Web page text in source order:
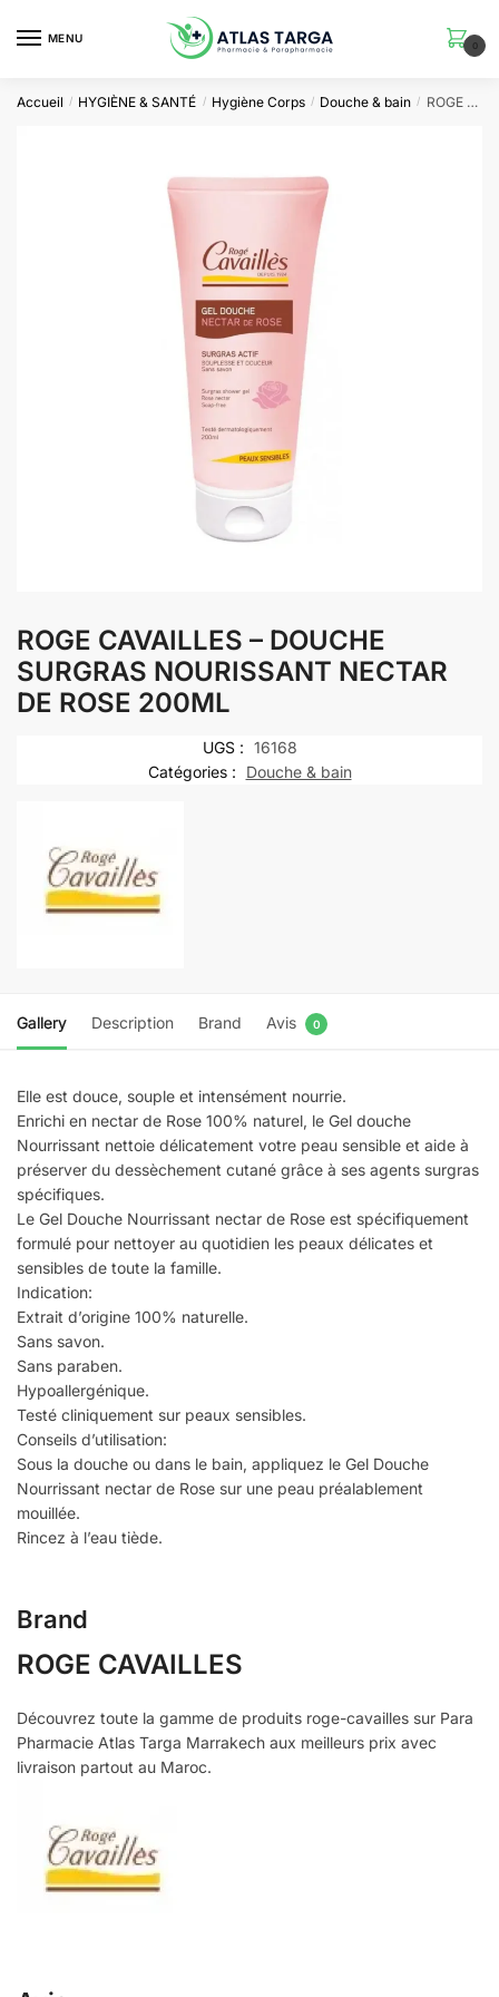
MENU
0
Accueil / HYGIÈNE & SANTÉ / Hygiène Corps / Douche & bain / ROGE CAVAILLES – DOUCHE SURGRAS NOURISSANT NECTAR DE ROSE 200ML
ROGE CAVAILLES – DOUCHE
SURGRAS NOURISSANT NECTAR
DE ROSE 200ML
UGS : 16168
Catégories :
Douche & bain
Gallery Description Brand Avis 0
Elle est douce, souple et intensément nourrie.
Enrichi en nectar de Rose 100% naturel, le Gel douche
Nourrissant nettoie délicatement votre peau sensible et aide à
préserver du dessèchement cutané grâce à ses agents surgras
spécifiques.
Le Gel Douche Nourrissant nectar de Rose est spécifiquement
formulé pour nettoyer au quotidien les peaux délicates et
sensibles de toute la famille.
Indication:
Extrait d’origine 100% naturelle.
Sans savon.
Sans paraben.
Hypoallergénique.
Testé cliniquement sur peaux sensibles.
Conseils d’utilisation:
Sous la douche ou dans le bain, appliquez le Gel Douche
Nourrissant nectar de Rose sur une peau préalablement
mouillée.
Rincez à l’eau tiède.
Brand
ROGE CAVAILLES
Découvrez toute la gamme de produits roge-cavailles sur Para
Pharmacie Atlas Targa Marrakech aux meilleurs prix avec
livraison partout au Maroc.